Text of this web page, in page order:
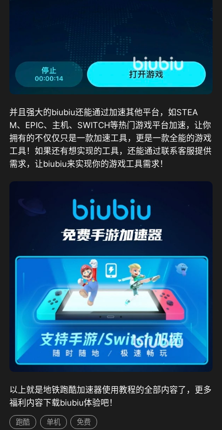
并且强大的biubiu还能通过加速其他平台，如STEA
M、EPIC、主机、SWITCH等热门游戏平台加速，让你
拥有的不仅仅只是一款加速工具，更是一款全能的游戏
工具！如果还有想实现的工具，还能通过联系客服提供
需求，让biubiu来实现你的游戏工具需求！
以上就是地铁跑酷加速器使用教程的全部内容了，更多
福利内容下载biubiu体验吧！
跑酷 单机 免费